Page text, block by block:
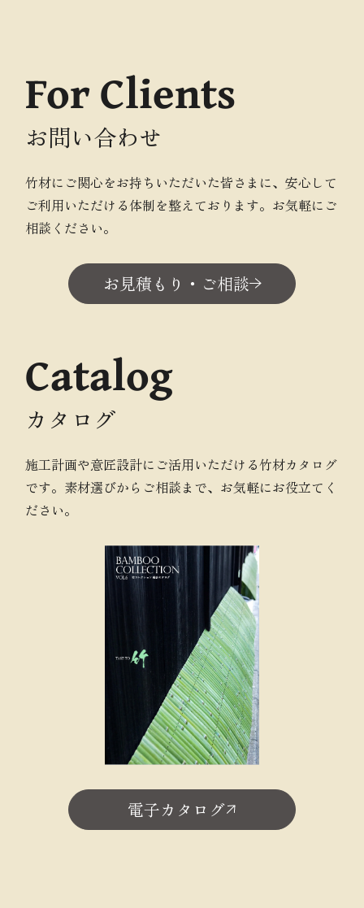
For Clients
お問い合わせ
竹材にご関心をお持ちいただいた皆さまに、安心して
ご利用いただける体制を整えております。お気軽にご
相談ください。
お見積もり・ご相談
Catalog
カタログ
施工計画や意匠設計にご活用いただける竹材カタログ
です。素材選びからご相談まで、お気軽にお役立てく
ださい。
電子カタログ